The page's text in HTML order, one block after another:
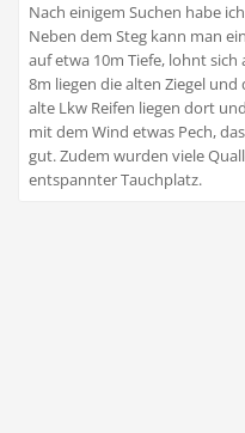
Nach einigem Suchen habe
Neben dem Steg kann man
auf etwa 10m Tiefe, lohnt
8m liegen die alten Ziegel
alte Lkw Reifen liegen dort
mit dem Wind etwas Pech,
gut. Zudem wurden viele
entspannter Tauchplatz.